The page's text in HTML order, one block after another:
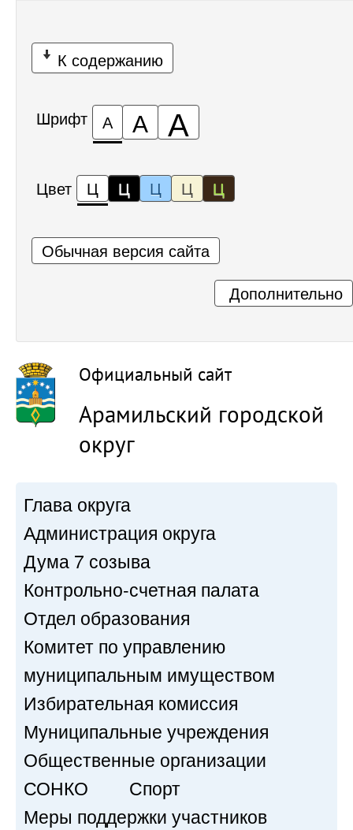
К содержанию
Шрифт А А А
Цвет Ц Ц Ц Ц Ц
Обычная версия сайта
Дополнительно
Официальный сайт
Арамильский городской
округ
Глава округа
Администрация округа
Дума 7 созыва
Контрольно-счетная палата
Отдел образования
Комитет по управлению
муниципальным имуществом
Избирательная комиссия
Муниципальные учреждения
Общественные организации
СОНКО
Спорт
Меры поддержки участников